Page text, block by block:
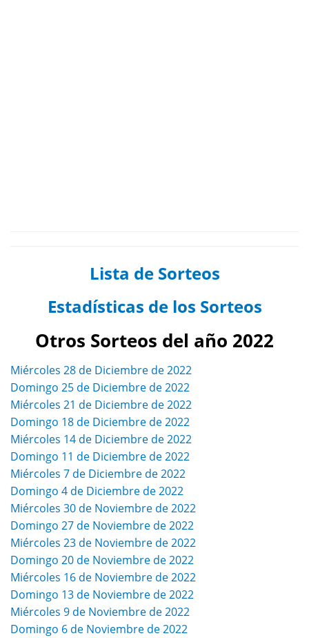
Lista de Sorteos
Estadísticas de los Sorteos
Otros Sorteos del año 2022
Miércoles 28 de Diciembre de 2022
Domingo 25 de Diciembre de 2022
Miércoles 21 de Diciembre de 2022
Domingo 18 de Diciembre de 2022
Miércoles 14 de Diciembre de 2022
Domingo 11 de Diciembre de 2022
Miércoles 7 de Diciembre de 2022
Domingo 4 de Diciembre de 2022
Miércoles 30 de Noviembre de 2022
Domingo 27 de Noviembre de 2022
Miércoles 23 de Noviembre de 2022
Domingo 20 de Noviembre de 2022
Miércoles 16 de Noviembre de 2022
Domingo 13 de Noviembre de 2022
Miércoles 9 de Noviembre de 2022
Domingo 6 de Noviembre de 2022